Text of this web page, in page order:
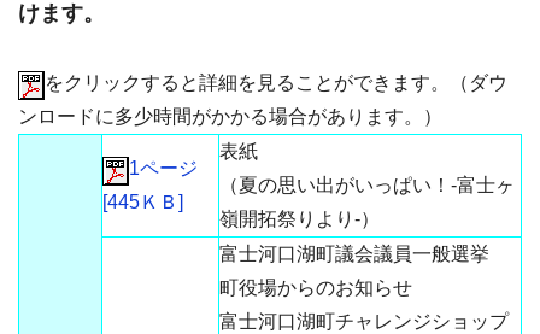
けます。
をクリックすると詳細を見ることができます。（ダウ
ンロードに多少時間がかかる場合があります。）
1ページ
[445ＫＢ]
表紙
（夏の思い出がいっぱい！-富士ヶ
嶺開拓祭りより-）
富士河口湖町議会議員一般選挙
町役場からのお知らせ
富士河口湖町チャレンジショップ